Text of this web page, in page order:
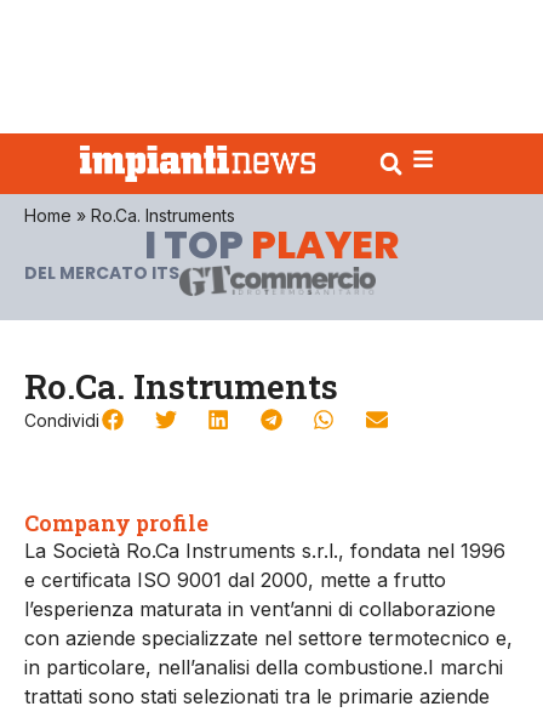
Home » Ro.Ca. Instruments
I TOP PLAYER
DEL MERCATO ITS
Ro.Ca. Instruments
Condividi
Company profile
La Società Ro.Ca Instruments s.r.l., fondata nel 1996
e certificata ISO 9001 dal 2000, mette a frutto
l’esperienza maturata in vent’anni di collaborazione
con aziende specializzate nel settore termotecnico e,
in particolare, nell’analisi della combustione.I marchi
trattati sono stati selezionati tra le primarie aziende